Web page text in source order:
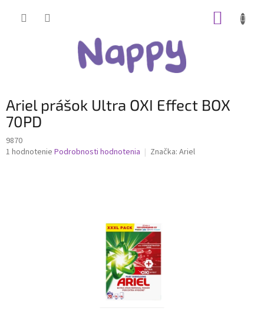
Ariel prášok Ultra OXI Effect BOX
70PD
9870
Priemerné
1 hodnotenie Podrobnosti hodnotenia Značka: Ariel